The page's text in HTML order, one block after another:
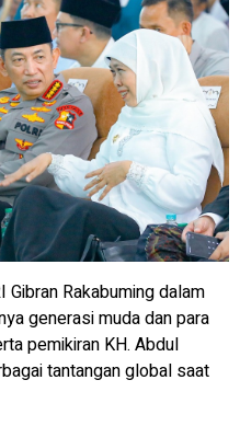
Rakabuming dalam
generasi muda dan para
pemikiran KH. Abdul
tantangan global saat